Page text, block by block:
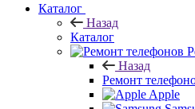
Каталог
Назад
Каталог
Назад
Ремонт
Apple